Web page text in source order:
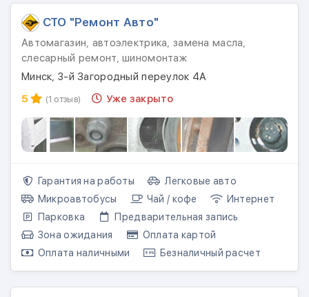
СТО "Ремонт Авто"
Автомагазин, автоэлектрика, замена масла,
слесарный ремонт, шиномонтаж
Минск, 3-й Загородный переулок 4А
5
(1 отзыв) Уже закрыто
Гарантия на работы
Легковые авто
Микроавтобусы
Чай / кофе
Интернет
Парковка
Предварительная запись
Зона ожидания
Оплата картой
Оплата наличными
Безналичный расчет